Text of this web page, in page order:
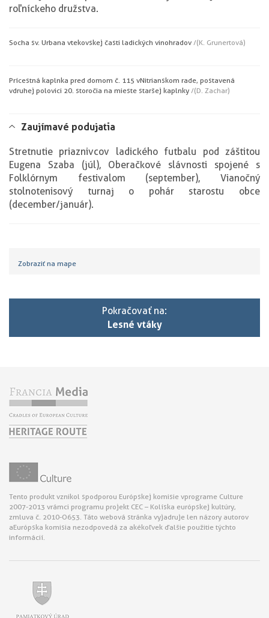
roľníckeho družstva.
Socha sv. Urbana v tekovskej časti ladických vinohradov /(K. Grunertová)
Prícestná kaplnka pred domom č. 115 v Nitrianskom rade, postavená
v druhej polovici 20. storočia na mieste staršej kaplnky /(D. Zachar)
Zaujímavé podujatia
Stretnutie priaznivcov ladického futbalu pod záštitou
Eugena Szaba (júl), Oberačkové slávnosti spojené s
Folklórnym festivalom (september), Vianočný
stolnotenisový turnaj o pohár starostu obce
(december/január).
Zobraziť na mape
Pokračovať na:
Lesné vtáky
Tento produkt vznikol s podporou Európskej komisie v programe Culture
2007-2013 v rámci programu projekt CEC – Kolíska európskej kultúry,
zmluva č. 2010-O653. Táto webová stránka vyjadruje len názory autorov
a Európska komisia nezodpovedá za akékoľvek ďalšie použitie týchto
informácií.